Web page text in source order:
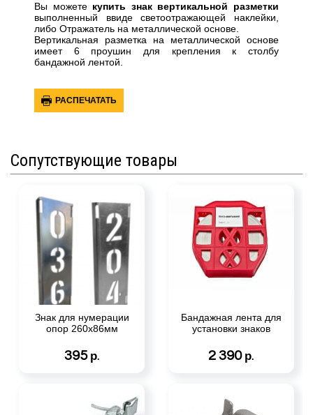
Вы можете купить знак вертикальной разметки
выполненный ввиде светоотражающей наклейки,
либо Отражатель на металлической основе.
Вертикальная разметка на металлической основе
имеет 6 проушин для крепления к столбу
бандажной лентой.
РАСПЕЧАТАТЬ
Сопутствующие товары
Знак для нумерации
опор 260х86мм
395 р.
Бандажная лента для
установки знаков
2 390 р.